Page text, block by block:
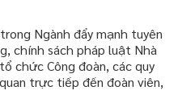
Ngành đẩy mạnh tuyên
chính sách pháp luật Nhà
chức Công đoàn, các quy
trực tiếp đến đoàn viên,